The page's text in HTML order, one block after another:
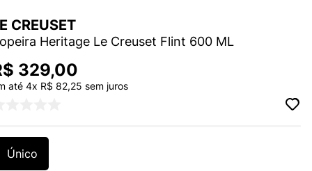
CREUSET
Heritage Le Creuset Flint 600 ML
329,00
até4x R$ 82,25 sem juros
Único
WHITE